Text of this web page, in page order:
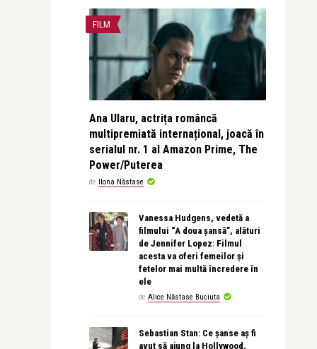
FILM
Ana Ularu, actrița româncă
multipremiată internațional, joacă în
serialul nr. 1 al Amazon Prime, The
Power/Puterea
de Ilona Năstase
Vanessa Hudgens, vedetă a
filmului “A doua șansă”, alături
de Jennifer Lopez: Filmul
acesta va oferi femeilor și
fetelor mai multă încredere în
ele
de Alice Năstase Buciuta
Sebastian Stan: Ce șanse aș fi
avut să ajung la Hollywood,